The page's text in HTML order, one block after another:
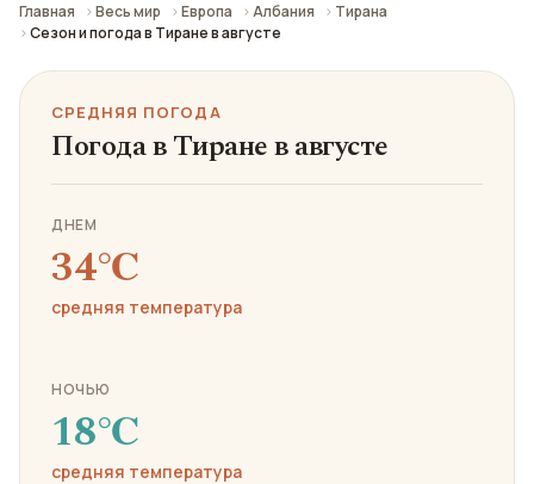
Главная Весь мир Европа Албания
Тирана
Сезон и погода в Тиране в августе
СРЕДНЯЯ ПОГОДА
Погода в Тиране в августе
ДНЕМ
34℃
средняя температура
НОЧЬЮ
18℃
средняя температура